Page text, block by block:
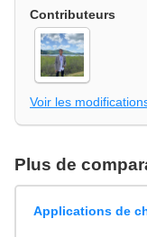
Contributeurs
Voir les
Plus de
Applications de